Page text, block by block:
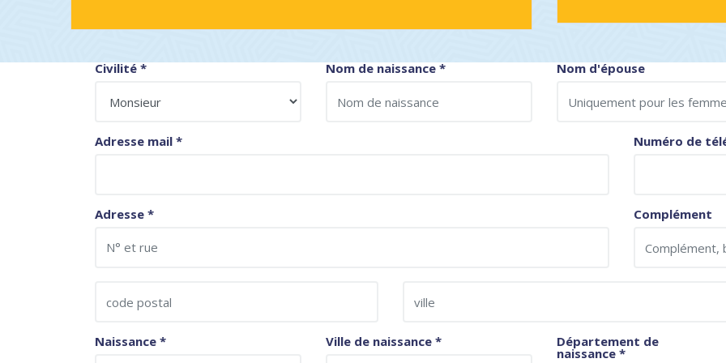
Civilité * Nom de naissance * Nom d'épouse
Adresse mail * Numéro de
Adresse * Complément
Naissance * Ville de naissance * Département de
naissance *